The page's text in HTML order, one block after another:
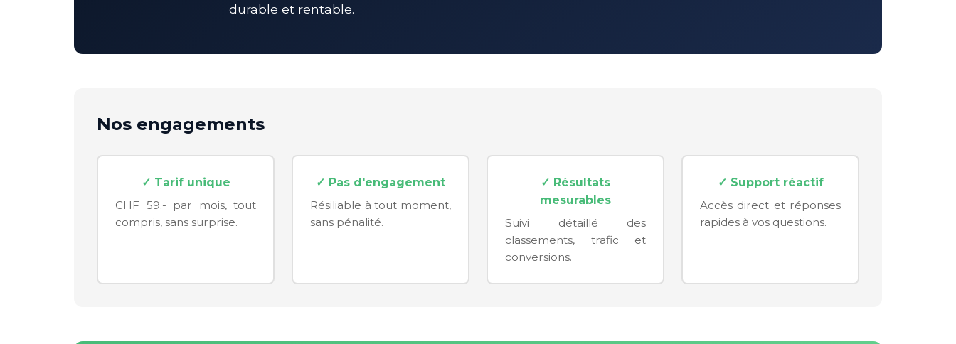
durable et rentable.
Nos engagements
✓ Tarif unique
CHF 59.- par mois, tout
compris, sans surprise.
✓ Pas d'engagement
Résiliable à tout moment,
sans pénalité.
✓ Résultats
mesurables
Suivi détaillé des
classements, trafic et
conversions.
✓ Support réactif
Accès direct et réponses
rapides à vos questions.